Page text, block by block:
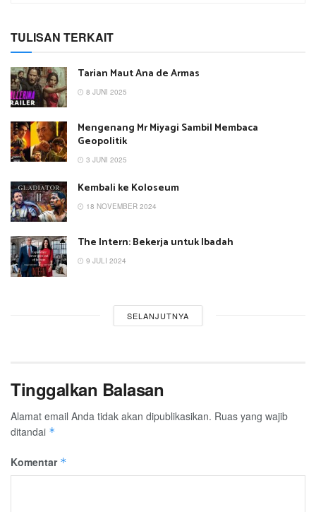
TULISAN TERKAIT
Tarian Maut Ana de Armas
8 JUNI 2025
Mengenang Mr Miyagi Sambil Membaca
Geopolitik
3 JUNI 2025
Kembali ke Koloseum
18 NOVEMBER 2024
The Intern: Bekerja untuk Ibadah
9 JULI 2024
SELANJUTNYA
Tinggalkan Balasan
Alamat email Anda tidak akan dipublikasikan. Ruas yang wajib
ditandai *
Komentar *